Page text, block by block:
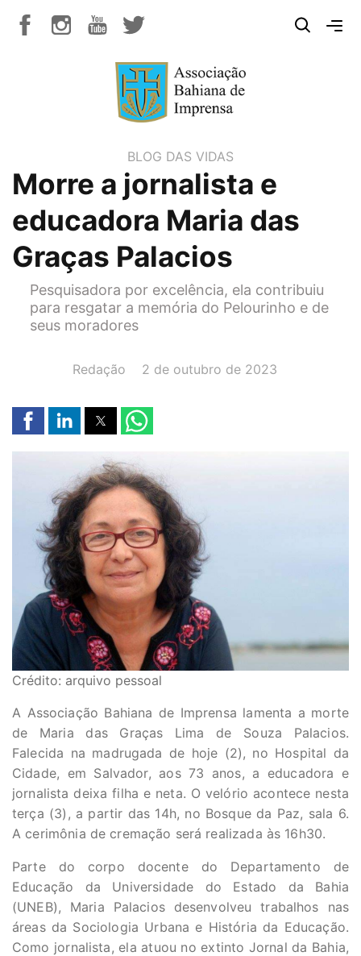
BLOG DAS VIDAS
Morre a jornalista e
educadora Maria das
Graças Palacios
Pesquisadora por excelência, ela contribuiu
para resgatar a memória do Pelourinho e de
seus moradores
AUTOR(A):
Redação DATA:
2 de outubro de 2023
Crédito: arquivo pessoal
A Associação Bahiana de Imprensa lamenta a morte
de Maria das Graças Lima de Souza Palacios.
Falecida na madrugada de hoje (2), no Hospital da
Cidade, em Salvador, aos 73 anos, a educadora e
jornalista deixa filha e neta. O velório acontece nesta
terça (3), a partir das 14h, no Bosque da Paz, sala 6.
A cerimônia de cremação será realizada às 16h30.
Parte do corpo docente do Departamento de
Educação da Universidade do Estado da Bahia
(UNEB), Maria Palacios desenvolveu trabalhos nas
áreas da Sociologia Urbana e História da Educação.
Como jornalista, ela atuou no extinto Jornal da Bahia,